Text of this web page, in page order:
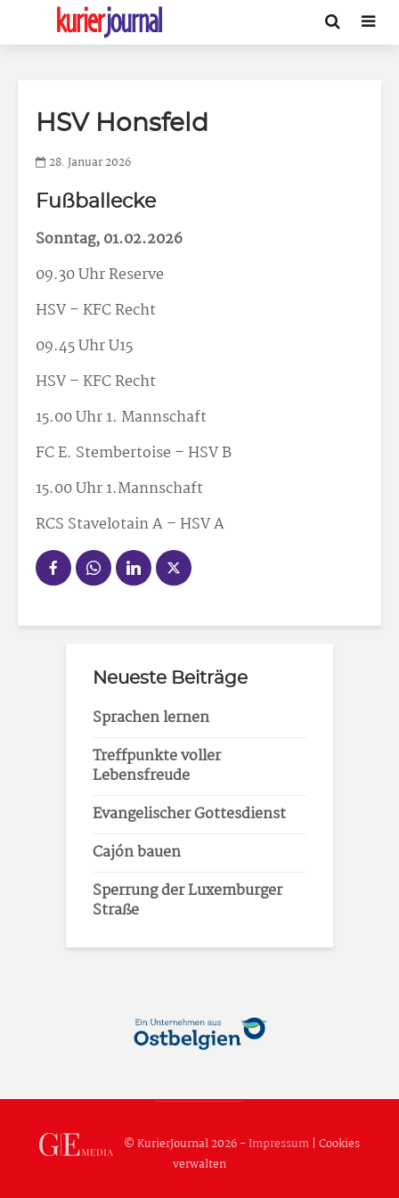
HSV Honsfeld
28. Januar 2026
Fußballecke
Sonntag, 01.02.2026
09.30 Uhr Reserve
HSV – KFC Recht
09.45 Uhr U15
HSV – KFC Recht
15.00 Uhr 1. Mannschaft
FC E. Stembertoise – HSV B
15.00 Uhr 1.Mannschaft
RCS Stavelotain A – HSV A
Neueste Beiträge
Sprachen lernen
Treffpunkte voller
Lebensfreude
Evangelischer Gottesdienst
Cajón bauen
Sperrung der Luxemburger
Straße
© KurierJournal 2026 -Impressum| Cookies
verwalten